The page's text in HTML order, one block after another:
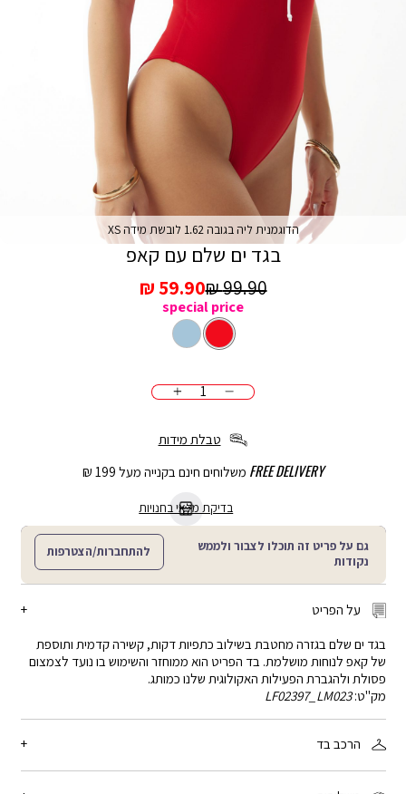
בגד ים שלם עם קאפ
מחיר
מכירה
59.90 ₪
מחיר
רגיל
99.90 ₪
special price
טבלת מידות
FREE DELIVERY משלוחים חינם בקנייה מעל 199 ₪
בדיקת מלאי בחנויות
גם על פריט זה תוכלו לצבור ולממש
נקודות
להתחברות/הצטרפות
על הפריט
הרכב בד
בגד ים שלם בגזרה מחטבת בשילוב כתפיות דקות, קשירה קדמית ותוספת
של קאפ לנוחות מושלמת. בד הפריט הוא ממוחזר והשימוש בו נועד לצמצום
פסולת ולהגברת הפעילות האקולוגית שלנו כמותג.
מק"ט: LF02397_LM023
הדוגמנית ליה בגובה 1.62 לובשת מידה XS